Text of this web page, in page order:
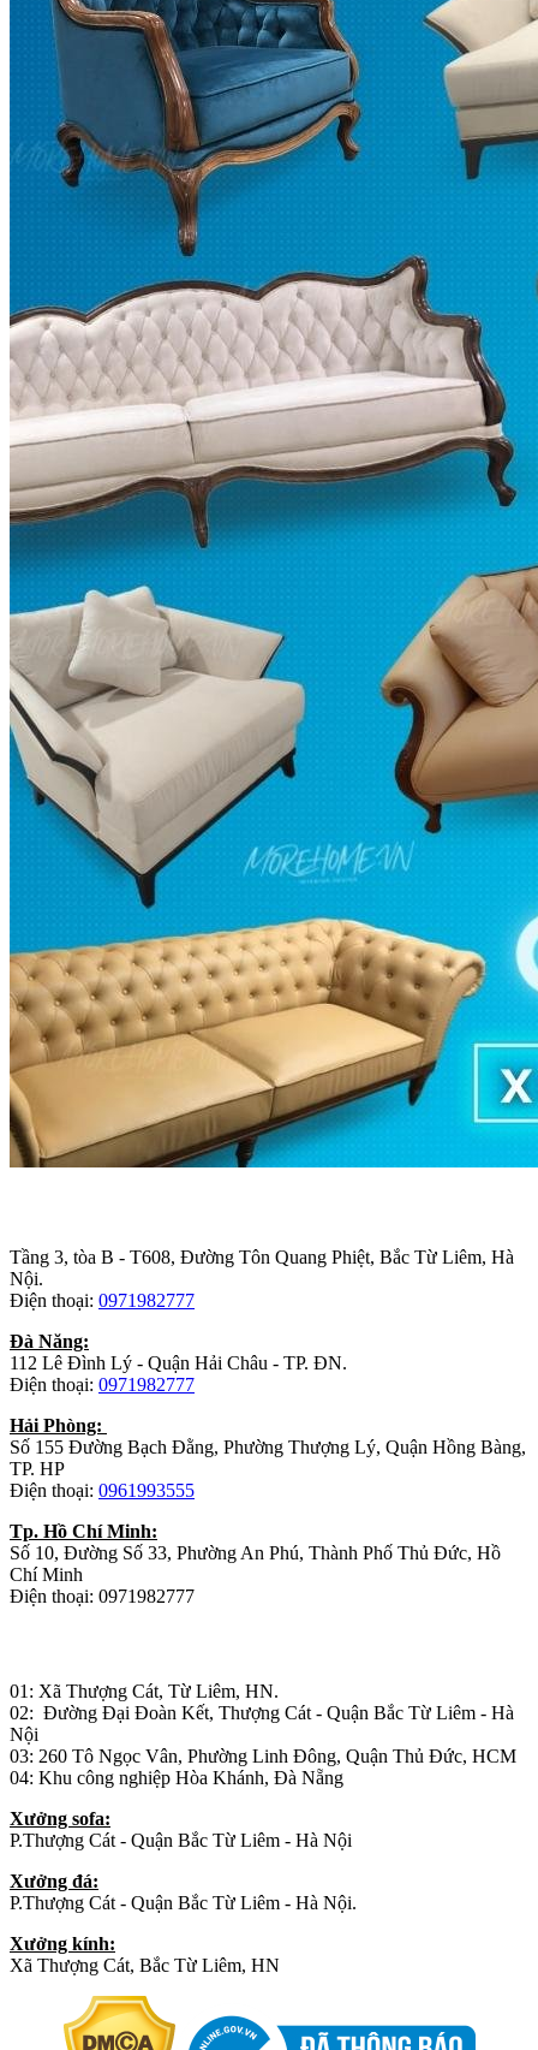
Tầng 3, tòa B - T608, Đường Tôn Quang Phiệt, Bắc Từ Liêm, Hà
Nội.
Điện thoại: 0971982777
Đà Năng:
112 Lê Đình Lý - Quận Hải Châu - TP. ĐN.
Điện thoại: 0971982777
Hải Phòng:
Số 155 Đường Bạch Đằng, Phường Thượng Lý, Quận Hồng Bàng,
TP. HP
Điện thoại: 0961993555
Tp. Hồ Chí Minh:
Số 10, Đường Số 33, Phường An Phú, Thành Phố Thủ Đức, Hồ
Chí Minh
Điện thoại: 0971982777
01: Xã Thượng Cát, Từ Liêm, HN.
02: Đường Đại Đoàn Kết, Thượng Cát - Quận Bắc Từ Liêm - Hà
Nội
03: 260 Tô Ngọc Vân, Phường Linh Đông, Quận Thủ Đức, HCM
04: Khu công nghiệp Hòa Khánh, Đà Nẵng
Xưởng sofa:
P.Thượng Cát - Quận Bắc Từ Liêm - Hà Nội
Xưởng đá:
P.Thượng Cát - Quận Bắc Từ Liêm - Hà Nội.
Xưởng kính:
Xã Thượng Cát, Bắc Từ Liêm, HN